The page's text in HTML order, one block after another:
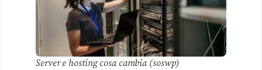
Server e hosting cosa cambia (soswp)